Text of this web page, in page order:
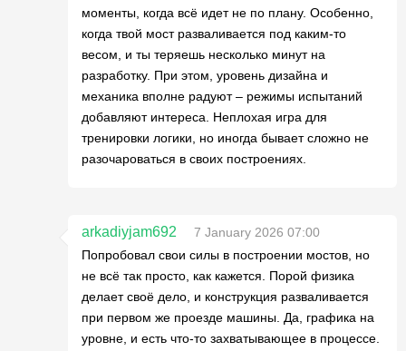
моменты, когда всё идет не по плану. Особенно,
когда твой мост разваливается под каким-то
весом, и ты теряешь несколько минут на
разработку. При этом, уровень дизайна и
механика вполне радуют – режимы испытаний
добавляют интереса. Неплохая игра для
тренировки логики, но иногда бывает сложно не
разочароваться в своих построениях.
arkadiyjam692
7 January 2026 07:00
Попробовал свои силы в построении мостов, но
не всё так просто, как кажется. Порой физика
делает своё дело, и конструкция разваливается
при первом же проезде машины. Да, графика на
уровне, и есть что-то захватывающее в процессе.